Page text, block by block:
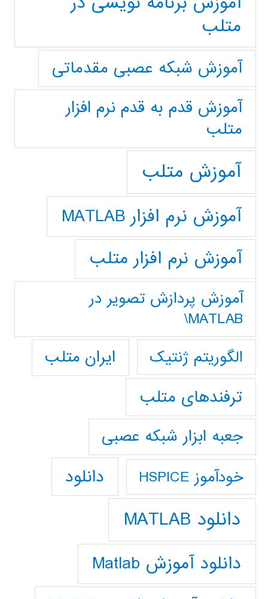
متلب
آموزش شبکه عصبی مقدماتی
آموزش قدم به قدم نرم افزار
متلب
آموزش متلب
آموزش نرم افزار MATLAB
آموزش نرم افزار متلب
آموزش پردازش تصوير در
MATLAB\
الگوریتم ژنتیک
ایران متلب
ترفندهای متلب
جعبه ابزار شبکه عصبی
خودآموز HSPICE دانلود
دانلود MATLAB
دانلود آموزش Matlab